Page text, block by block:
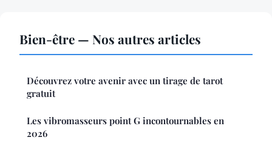
Bien-être — Nos autres articles
Découvrez votre avenir avec un tirage de tarot
gratuit
Les vibromasseurs point G incontournables en
2026